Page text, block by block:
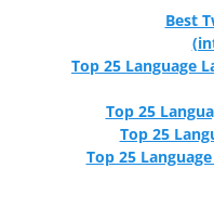
Best
Top 25 Language
Top 25
Top 25
Top 25